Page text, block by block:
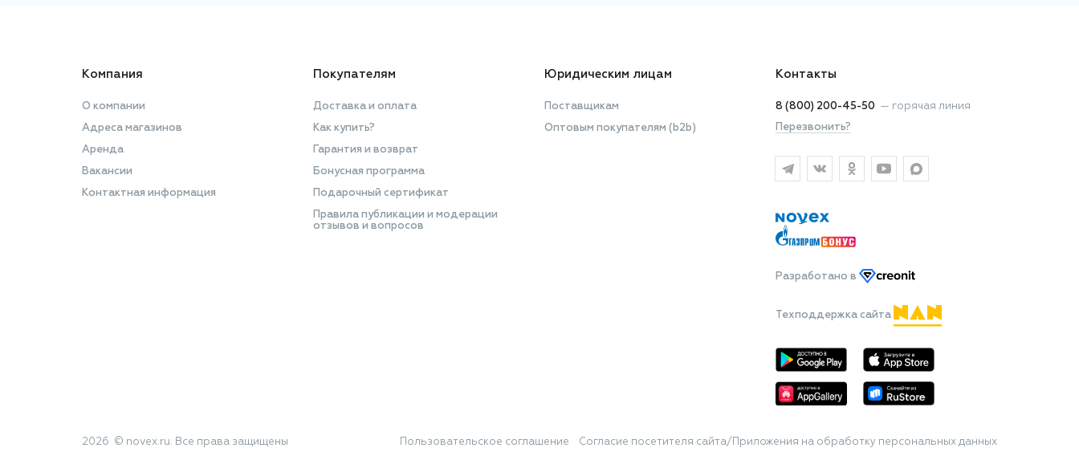
Компания
О компании
Адреса магазинов
Аренда
Вакансии
Контактная информация
Покупателям
Доставка и оплата
Как купить?
Гарантия и возврат
Бонусная программа
Подарочный сертификат
Правила публикации и модерации
отзывов и вопросов
Юридическим лицам
Поставщикам
Оптовым покупателям (b2b)
Контакты
8 (800) 200-45-50 — горячая линия
Перезвонить?
Разработано в
Техподдержка сайта
2026 © novex.ru. Все права защищены Пользовательское соглашение Согласие посетителя сайта/Приложения на обработку персональных данных